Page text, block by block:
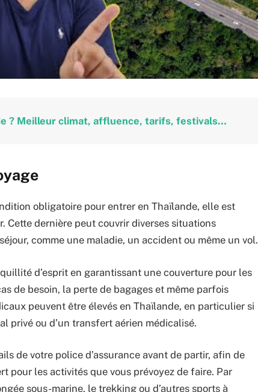
? Meilleur climat, affluence, tarifs, festivals…
obligatoire pour entrer en Thaïlande, elle est
Cette dernière peut couvrir diverses situations
comme une maladie, un accident ou même un vol.
d’esprit en garantissant une couverture pour les
de besoin, la perte de bagages et même parfois
peuvent être élevés en Thaïlande, en particulier si
privé ou d’un transfert aérien médicalisé.
de votre police d’assurance avant de partir, afin de
pour les activités que vous prévoyez de faire. Par
sous-marine, le trekking ou d’autres sports à